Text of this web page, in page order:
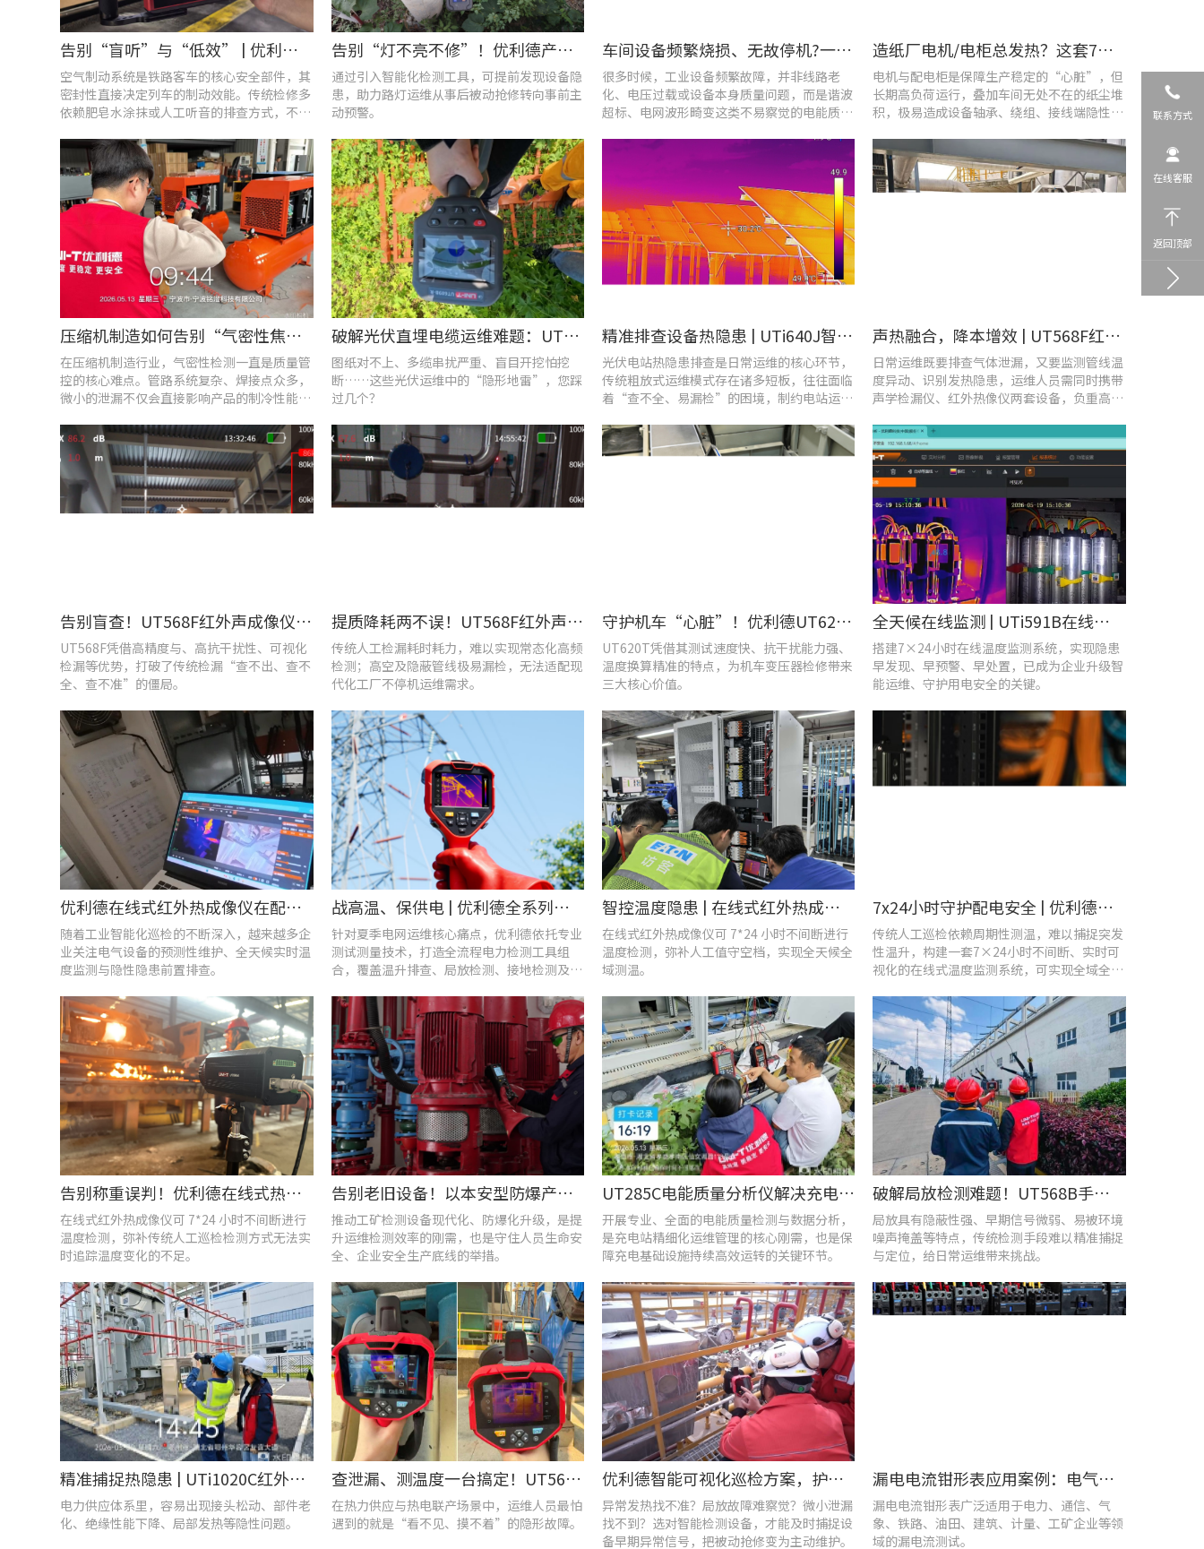
告别“盲听”与“低效” | 优利德智能检测方案助力铁路运维检修提质增效
空气制动系统是铁路客车的核心安全部件，其
密封性直接决定列车的制动效能。传统检修多
依赖肥皂水涂抹或人工听音的排查方式，不仅
告别“灯不亮不修”！优利德产品组合赋能城市道路照明设施运维更高效
通过引入智能化检测工具，可提前发现设备隐
患，助力路灯运维从事后被动抢修转向事前主
动预警。
车间设备频繁烧损、无故停机?一台UT285C搞定电能质量隐患
很多时候，工业设备频繁故障，并非线路老
化、电压过载或设备本身质量问题，而是谐波
超标、电网波形畸变这类不易察觉的电能质量
造纸厂电机/电柜总发热？这套7×24h在线监测方案帮你“扼杀”热隐患！
电机与配电柜是保障生产稳定的“心脏”，但
长期高负荷运行，叠加车间无处不在的纸尘堆
积，极易造成设备轴承、绕组、接线端隐性发
压缩机制造如何告别“气密性焦虑”?UT568F红外声热成像仪实战揭秘
在压缩机制造行业，气密性检测一直是质量管
控的核心难点。管路系统复杂、焊接点众多，
微小的泄漏不仅会直接影响产品的制冷性能和
破解光伏直埋电缆运维难题：UT689B智能管线探测仪实测纪实
图纸对不上、多缆串扰严重、盲目开挖怕挖
断……这些光伏运维中的“隐形地雷”，您踩
过几个？
​精准排查设备热隐患 | UTi640J智能型红外热成像仪赋能光伏电站高效运维
光伏电站热隐患排查是日常运维的核心环节，
传统粗放式运维模式存在诸多短板，往往面临
着“查不全、易漏检”的困境，制约电站运维
声热融合，降本增效 | UT568F红外声成像仪，以智能巡检筑牢气体厂区安全屏障
日常运维既要排查气体泄漏，又要监测管线温
度异动、识别发热隐患，运维人员需同时携带
声学检漏仪、红外热像仪两套设备，负重高、
告别盲查！UT568F红外声成像仪，让汽车智造车间气体泄漏检测更智能高效
UT568F凭借高精度与、高抗干扰性、可视化
检漏等优势，打破了传统检漏“查不出、查不
全、查不准”的僵局。
提质降耗两不误！UT568F红外声成像仪破解酿酒车间检漏难题
传统人工检漏耗时耗力，难以实现常态化高频
检测；高空及隐蔽管线极易漏检，无法适配现
代化工厂不停机运维需求。
守护机车“心脏”！优利德UT620T助力HXD3C主变压器高效检修
UT620T凭借其测试速度快、抗干扰能力强、
温度换算精准的特点，为机车变压器检修带来
三大核心价值。
全天候在线监测 | UTi591B在线式红外热成像仪助力配电运维智能化转型
搭建7×24小时在线温度监测系统，实现隐患
早发现、早预警、早处置，已成为企业升级智
能运维、守护用电安全的关键。
优利德在线式红外热成像仪在配电柜运维中的实测应用(系列篇)
随着工业智能化巡检的不断深入，越来越多企
业关注电气设备的预测性维护、全天候实时温
度监测与隐性隐患前置排查。
战高温、保供电 | 优利德全系列电力运维检测工具，助力夏季电网运维更高效
针对夏季电网运维核心痛点，优利德依托专业
测试测量技术，打造全流程电力检测工具组
合，覆盖温升排查、局放检测、接地检测及电
智控温度隐患 | 在线式红外热成像仪在UPS电源柜老化监测中的应用
在线式红外热成像仪可 7*24 小时不间断进行
温度检测，弥补人工值守空档，实现全天候全
域测温。
7x24小时守护配电安全 | 优利德在线式热成像方案在配电系统中的应用实践
传统人工巡检依赖周期性测温，难以捕捉突发
性温升，构建一套7×24小时不间断、实时可
视化的在线式温度监测系统，可实现全域全时
告别称重误判！优利德在线式热成像仪重构新材料铸造注液控制逻辑
在线式红外热成像仪可 7*24 小时不间断进行
温度检测，弥补传统人工巡检检测方式无法实
时追踪温度变化的不足。
告别老旧设备！以本安型防爆产品矩阵与合规检测，守住工矿安全底线
推动工矿检测设备现代化、防爆化升级，是提
升运维检测效率的刚需，也是守住人员生命安
全、企业安全生产底线的举措。
UT285C电能质量分析仪解决充电站三相用电各类难题
开展专业、全面的电能质量检测与数据分析，
是充电站精细化运维管理的核心刚需，也是保
障充电基础设施持续高效运转的关键环节。
破解局放检测难题！UT568B手持式声学成像仪让隐患“可视化”
局放具有隐蔽性强、早期信号微弱、易被环境
噪声掩盖等特点，传统检测手段难以精准捕捉
与定位，给日常运维带来挑战。
精准捕捉热隐患 | UTi1020C红外热成像仪在发电站的实测应用
电力供应体系里，容易出现接头松动、部件老
化、绝缘性能下降、局部发热等隐性问题。
查泄漏、测温度一台搞定！UT568F红外声成像仪让设备巡检更高效
在热力供应与热电联产场景中，运维人员最怕
遇到的就是“看不见、摸不着”的隐形故障。
优利德智能可视化巡检方案，护航油气行业高效运维
异常发热找不准？局放故障难察觉？微小泄漏
找不到？选对智能检测设备，才能及时捕捉设
备早期异常信号，把被动抢修变为主动维护。
漏电电流钳形表应用案例：电气设备检测
漏电电流钳形表广泛适用于电力、通信、气
象、铁路、油田、建筑、计量、工矿企业等领
域的漏电流测试。
联系方式
在线客服
返回顶部